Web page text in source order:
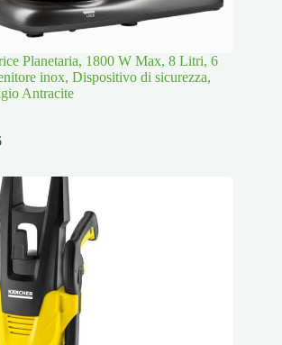
Planetaria, 1800 W Max, 8 Litri, 6
inox, Dispositivo di sicurezza,
Antracite